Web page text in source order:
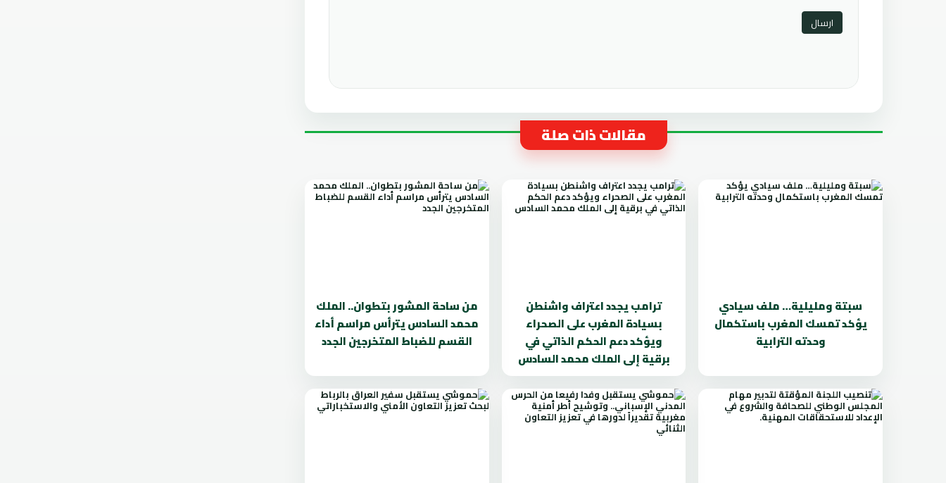
مقالات ذات صلة
سبتة ومليلية… ملف سيادي
يؤكد تمسك المغرب باستكمال
وحدته الترابية
ترامب يجدد اعتراف واشنطن
بسيادة المغرب على الصحراء
ويؤكد دعم الحكم الذاتي في
برقية إلى الملك محمد السادس
من ساحة المشور بتطوان.. الملك
محمد السادس يترأس مراسم أداء
القسم للضباط المتخرجين الجدد